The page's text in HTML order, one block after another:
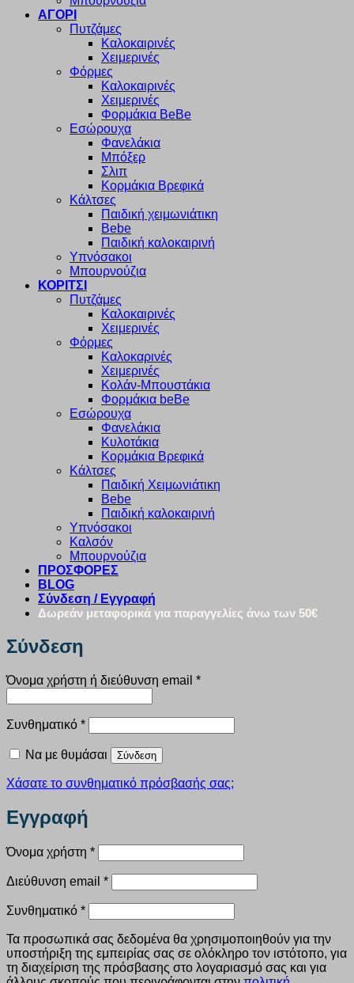
ΑΓΟΡΙ
Πυτζάμες
Καλοκαιρινές
Χειμερινές
Φόρμες
Καλοκαιρινές
Χειμερινές
Φορμάκια BeBe
Εσώρουχα
Φανελάκια
Μπόξερ
Σλιπ
Κορμάκια Βρεφικά
Κάλτσες
Παιδική χειμωνιάτικη
Bebe
Παιδική καλοκαιρινή
Υπνόσακοι
Μπουρνούζια
ΚΟΡΙΤΣΙ
Πυτζάμες
Καλοκαιρινές
Χειμερινές
Φόρμες
Καλοκαρινές
Χειμερινές
Κολάν-Μπουστάκια
Φορμάκια beBe
Εσώρουχα
Φανελάκια
Κυλοτάκια
Κορμάκια Βρεφικά
Κάλτσες
Παιδική Χειμωνιάτικη
Bebe
Παιδική καλοκαιρινή
Υπνόσακοι
Καλσόν
Μπουρνούζια
ΠΡΟΣΦΟΡΕΣ
BLOG
Σύνδεση / Εγγραφή
Δωρεάν μεταφορικά για παραγγελίες άνω των 50€
Σύνδεση
Όνομα χρήστη ή διεύθυνση email *Απαιτείται
Συνθηματικό *Απαιτείται
Να με θυμάσαι Σύνδεση
Χάσατε το συνθηματικό πρόσβασής σας;
Εγγραφή
Όνομα χρήστη *Απαιτείται
Διεύθυνση email *Απαιτείται
Συνθηματικό *Απαιτείται
Τα προσωπικά σας δεδομένα θα χρησιμοποιηθούν για την
υποστήριξη της εμπειρίας σας σε ολόκληρο τον ιστότοπο, για
τη διαχείριση της πρόσβασης στο λογαριασμό σας και για